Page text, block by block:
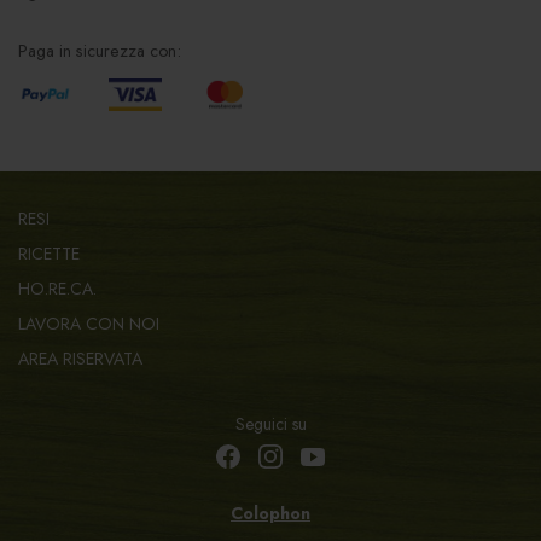
Paga in sicurezza con:
RESI
RICETTE
HO.RE.CA.
LAVORA CON NOI
AREA RISERVATA
Seguici su
Colophon